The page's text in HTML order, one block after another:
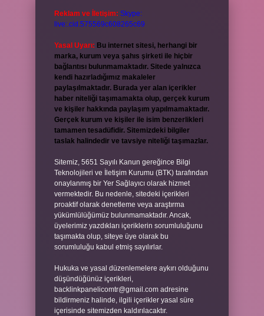
Reklam ve İletişim: Skype:
live:.cid.575569c608265c69
Yasal Uyarı: Bu internet sitesi, herhangi bir
marka, kurum veya şahıs şirketi ile hiçbir
bağlantısı bulunmamaktadır. Sitede yalnızca
kendi hazırladığımız makaleler
paylaşılmaktadır. Burada yer alan içerikler
haber niteliği taşımamakta olup, gerçek kurum
ve kişiler hakkında paylaşım yapılmamaktadır.
Gerçek kurum ve kişiler ile isim benzerlikleri
tamamen tesadüfidir. Sitemizdeki bilgiler
taslak halindedir ve tavsiye niteliği taşımazlar.
Sitemiz, 5651 Sayılı Kanun gereğince Bilgi
Teknolojileri ve İletişim Kurumu (BTK) tarafından
onaylanmış bir Yer Sağlayıcı olarak hizmet
vermektedir. Bu nedenle, sitedeki içerikleri
proaktif olarak denetleme veya araştırma
yükümlülüğümüz bulunmamaktadır. Ancak,
üyelerimiz yazdıkları içeriklerin sorumluluğunu
taşımakta olup, siteye üye olarak bu
sorumluluğu kabul etmiş sayılırlar.
Hukuka ve yasal düzenlemelere aykırı olduğunu
düşündüğünüz içerikleri,
backlinkpanelicomtr@gmail.com adresine
bildirmeniz halinde, ilgili içerikler yasal süre
içerisinde sitemizden kaldırılacaktır.